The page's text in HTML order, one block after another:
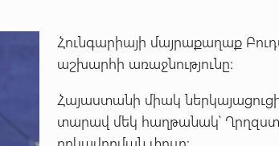
Հունգարիայի մայրաքաղաք
աշխարհի առաջնությունը:
Հայաստանի միակ
տարավ մեկ հաղթանակ՝